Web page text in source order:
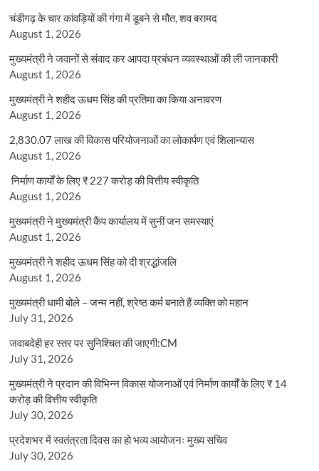
चंडीगढ़ के चार कांवड़ियों की गंगा में डूबने से मौत, शव बरामद
August 1, 2026
मुख्यमंत्री ने जवानों से संवाद कर आपदा प्रबंधन व्यवस्थाओं की ली जानकारी
August 1, 2026
मुख्यमंत्री ने शहीद ऊधम सिंह की प्रतिमा का किया अनावरण
August 1, 2026
2,830.07 लाख की विकास परियोजनाओं का लोकार्पण एवं शिलान्यास
August 1, 2026
निर्माण कार्यों के लिए ₹ 227 करोड़ की वित्तीय स्वीकृति
August 1, 2026
मुख्यमंत्री ने मुख्यमंत्री कैंप कार्यालय में सुनीं जन समस्याएं
August 1, 2026
मुख्यमंत्री ने शहीद ऊधम सिंह को दी श्रद्धांजलि
August 1, 2026
मुख्यमंत्री धामी बोले – जन्म नहीं, श्रेष्ठ कर्म बनाते हैं व्यक्ति को महान
July 31, 2026
जवाबदेही हर स्तर पर सुनिश्चित की जाएगी:CM
July 31, 2026
मुख्यमंत्री ने प्रदान की विभिन्न विकास योजनाओं एवं निर्माण कार्यों के लिए ₹ 14
करोड़ की वित्तीय स्वीकृति
July 30, 2026
प्रदेशभर में स्वतंत्रता दिवस का हो भव्य आयोजनः मुख्य सचिव
July 30, 2026